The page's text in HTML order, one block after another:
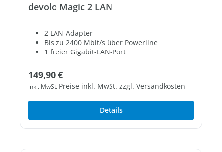
devolo Magic 2 LAN
2 LAN-Adapter
Bis zu 2400 Mbit/s über Powerline
1 freier Gigabit-LAN-Port
Regulärer Preis:
149,90 €
inkl. MwSt. Preise inkl. MwSt. zzgl. Versandkosten
Details